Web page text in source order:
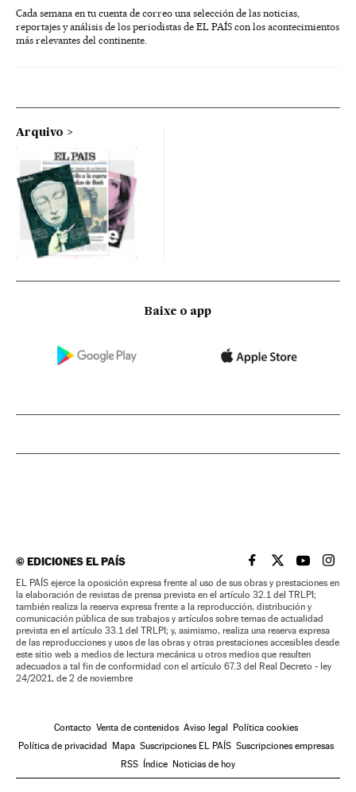
Cada semana en tu cuenta de correo una selección de las noticias,
reportajes y análisis de los periodistas de EL PAÍS con los acontecimientos
más relevantes del continente.
Arquivo
Baixe o app
©EDICIONES EL PAÍS EL PAÍS BRASIL EN
EL PAÍSEL PAÍS
EL
EL PAÍS ejerce la oposición expresa frente al uso de sus obras y prestaciones en
la elaboración de revistas de prensa prevista en el artículo 32.1 del TRLPI;
también realiza la reserva expresa frente a la reproducción, distribución y
comunicación pública de sus trabajos y artículos sobre temas de actualidad
prevista en el artículo 33.1 del TRLPI; y, asimismo, realiza una reserva expresa
de las reproducciones y usos de las obras y otras prestaciones accesibles desde
este sitio web a medios de lectura mecánica u otros medios que resulten
adecuados a tal fin de conformidad con el artículo 67.3 del Real Decreto - ley
24/2021, de 2 de noviembre
Contacto Venta de contenidos Aviso legal Política cookies
Política de privacidad Mapa Suscripciones EL PAÍS Suscripciones empresas
RSS Índice Noticias de hoy